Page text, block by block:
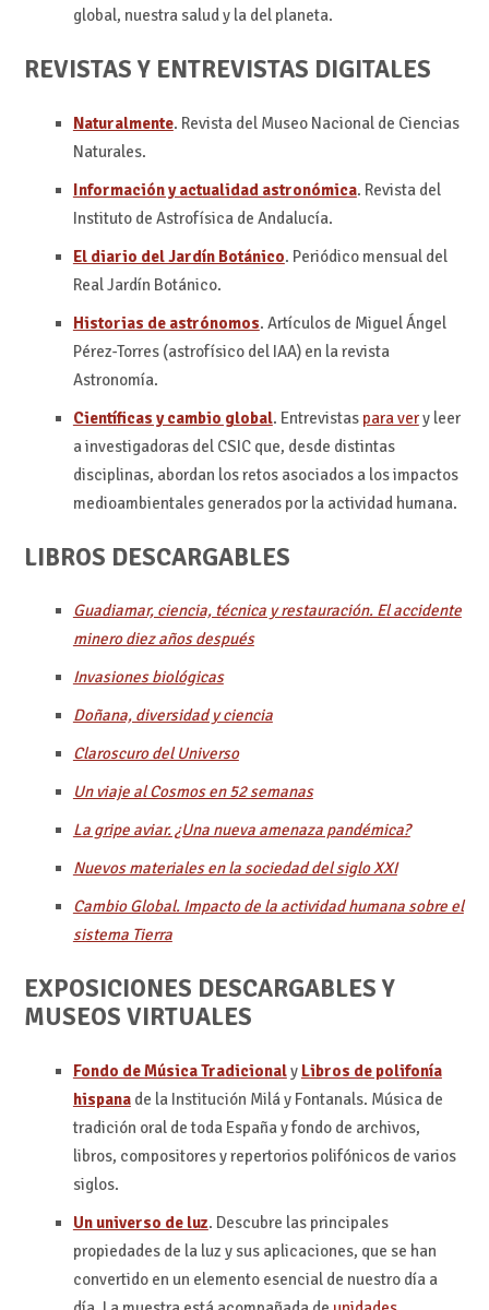
global, nuestra salud y la del planeta.
REVISTAS Y ENTREVISTAS DIGITALES
Naturalmente. Revista del Museo Nacional de Ciencias
Naturales.
Información y actualidad astronómica. Revista del
Instituto de Astrofísica de Andalucía.
El diario del Jardín Botánico. Periódico mensual del
Real Jardín Botánico.
Historias de astrónomos. Artículos de Miguel Ángel
Pérez-Torres (astrofísico del IAA) en la revista
Astronomía.
Científicas y cambio global. Entrevistas para very leer
a investigadoras del CSIC que, desde distintas
disciplinas, abordan los retos asociados a los impactos
medioambientales generados por la actividad humana.
LIBROS DESCARGABLES
Guadiamar, ciencia, técnica y restauración. El accidente
minero diez años después
Invasiones biológicas
Doñana, diversidad y ciencia
Claroscuro del Universo
Un viaje al Cosmos en 52 semanas
La gripe aviar. ¿Una nueva amenaza pandémica?
Nuevos materiales en la sociedad del siglo XXI
Cambio Global. Impacto de la actividad humana sobre el
sistema Tierra
EXPOSICIONES DESCARGABLES Y
MUSEOS VIRTUALES
Fondo de Música Tradicionaly Libros de polifonía
hispanade la Institución Milá y Fontanals. Música de
tradición oral de toda España y fondo de archivos,
libros, compositores y repertorios polifónicos de varios
siglos.
Un universo de luz. Descubre las principales
propiedades de la luz y sus aplicaciones, que se han
convertido en un elemento esencial de nuestro día a